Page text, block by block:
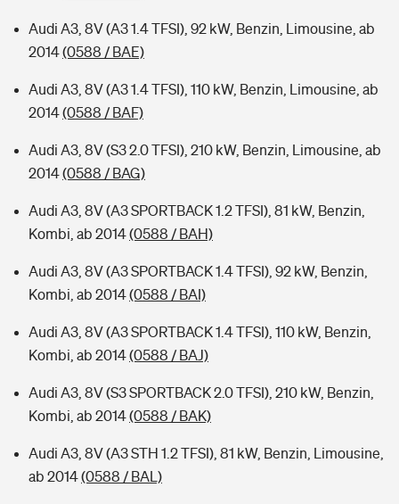
Audi A3, 8V (A3 1.4 TFSI), 92 kW, Benzin, Limousine, ab
2014(0588 / BAE)
Audi A3, 8V (A3 1.4 TFSI), 110 kW, Benzin, Limousine, ab
2014(0588 / BAF)
Audi A3, 8V (S3 2.0 TFSI), 210 kW, Benzin, Limousine, ab
2014(0588 / BAG)
Audi A3, 8V (A3 SPORTBACK 1.2 TFSI), 81 kW, Benzin,
Kombi, ab 2014(0588 / BAH)
Audi A3, 8V (A3 SPORTBACK 1.4 TFSI), 92 kW, Benzin,
Kombi, ab 2014(0588 / BAI)
Audi A3, 8V (A3 SPORTBACK 1.4 TFSI), 110 kW, Benzin,
Kombi, ab 2014(0588 / BAJ)
Audi A3, 8V (S3 SPORTBACK 2.0 TFSI), 210 kW, Benzin,
Kombi, ab 2014(0588 / BAK)
Audi A3, 8V (A3 STH 1.2 TFSI), 81 kW, Benzin, Limousine,
ab 2014(0588 / BAL)